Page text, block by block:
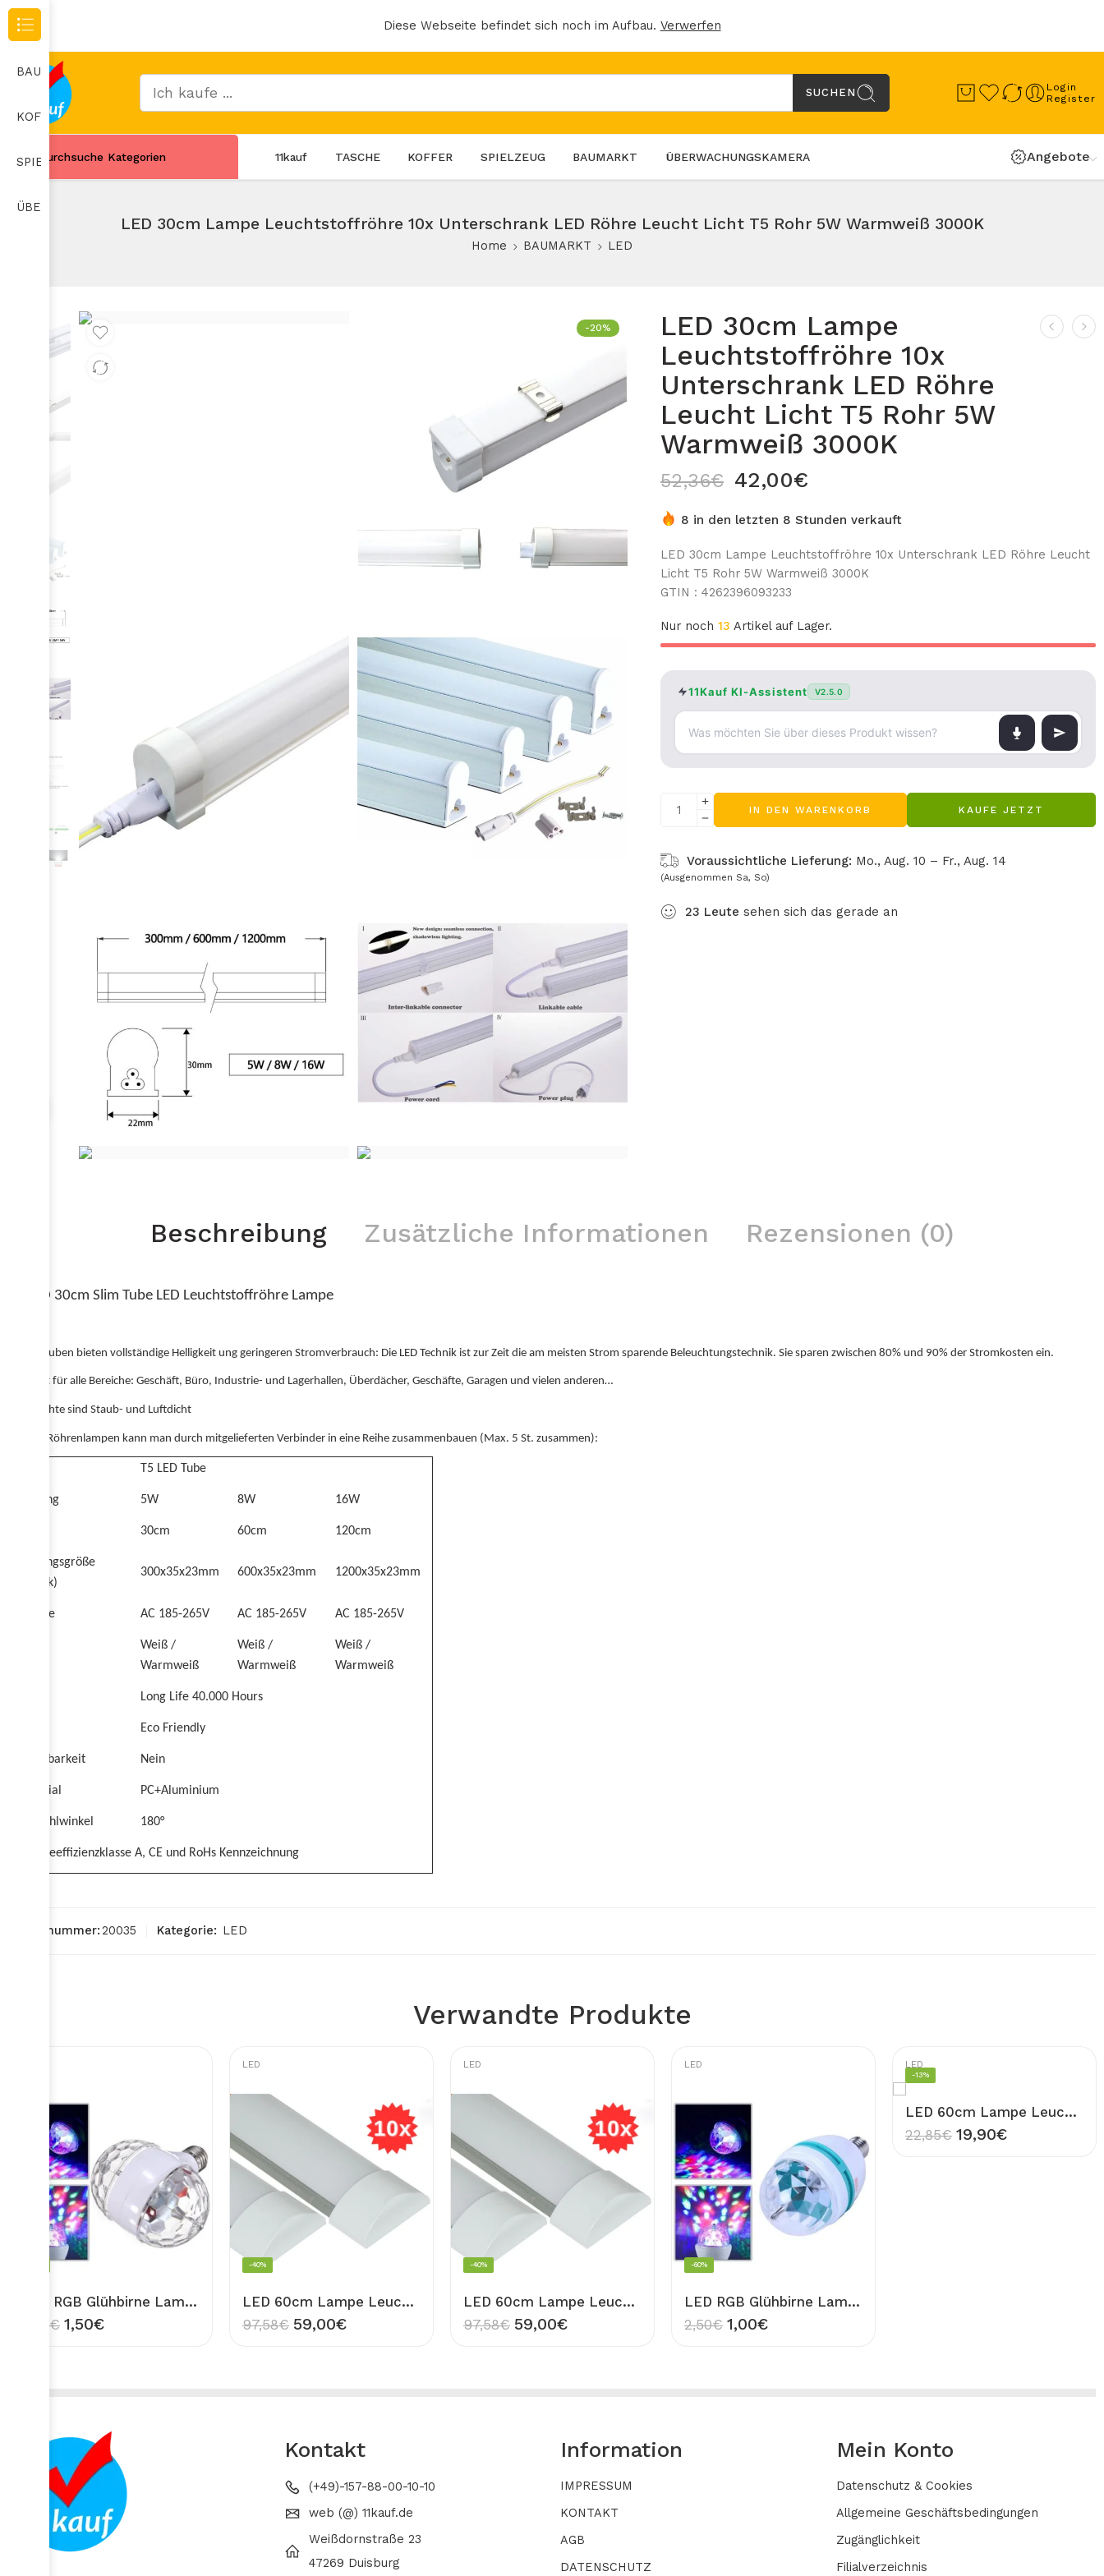
Diese Webseite befindet sich noch im Aufbau. Verwerfen
SUCHEN
Login
Register
Durchsuche Kategorien 11kauf TASCHE KOFFER SPIELZEUG BAUMARKT ÜBERWACHUNGSKAMERA Angebote
LED 30cm Lampe Leuchtstoffröhre 10x Unterschrank LED Röhre Leucht Licht T5 Rohr 5W Warmweiß 3000K
Home BAUMARKT LED
-20%
LED 30cm Lampe
Leuchtstoffröhre 10x
Unterschrank LED Röhre
Leucht Licht T5 Rohr 5W
Warmweiß 3000K
52,36€ 42,00€
8 in den letzten 8 Stunden verkauft
LED 30cm Lampe Leuchtstoffröhre 10x Unterschrank LED Röhre Leucht
Licht T5 Rohr 5W Warmweiß 3000K
GTIN : 4262396093233
Nur noch 13 Artikel auf Lager.
11Kauf KI-Assistent V2.5.0
IN DEN WARENKORB KAUFE JETZT
Voraussichtliche Lieferung: Mo., Aug. 10 – Fr., Aug. 14
(Ausgenommen Sa, So)
23 Leute sehen sich das gerade an
Beschreibung Zusätzliche Informationen Rezensionen (0)
T5 LED 30cm Slim Tube LED Leuchtstoffröhre Lampe
T5 LED Tuben bieten vollständige Helligkeit ung geringeren Stromverbrauch: Die LED Technik ist zur Zeit die am meisten Strom sparende Beleuchtungstechnik. Sie sparen zwischen 80% und 90% der Stromkosten ein.
geeignet für alle Bereiche: Geschäft, Büro, Industrie- und Lagerhallen, Überdächer, Geschäfte, Garagen und vielen anderen…
Die Leuchte sind Staub- und Luftdicht
Die LED Röhrenlampen kann man durch mitgelieferten Verbinder in eine Reihe zusammenbauen (Max. 5 St. zusammen):
T5 LED Tube
Leistung 5W 8W 16W
30cm 60cm 120cm
Packungsgröße
(1Stück)
300x35x23mm 600x35x23mm 1200x35x23mm
Voltage AC 185-265V AC 185-265V AC 185-265V
Weiß /
Warmweiß
Weiß /
Warmweiß
Weiß /
Warmweiß
Long Life 40.000 Hours
Eco Friendly
Dimmbarkeit Nein
Material PC+Aluminium
Abstrahlwinkel 180°
Energieeffizienzklasse A, CE und RoHs Kennzeichnung
Artikelnummer:20035 Kategorie: LED
Verwandte Produkte
LED RGB Glühbirne Lampe Diskolampe Discokugel Party Licht Effekte Farbig E27 3W Doppelt
€ 1,50€
LED
LED 60cm Lampe Leuchtstoffröhre 10x Röhre Leucht Licht T5 Bandleucht Rohr 20W Kaltweiß 6500K
-40%
97,58€ 59,00€
LED
LED 60cm Lampe Leuchtstoffröhre 10x Röhre Leucht Licht T5 Bandleucht Rohr 16W Warmweiß 3000K
-40%
97,58€ 59,00€
LED
LED RGB Glühbirne Lampe Diskolampe Discokugel Party Licht Effekte Farbig E27 3W
-60%
2,50€ 1,00€
LED
LED 60cm Lampe Leuchtstoffröhre 4x Unterschrank LED Röhre Leucht Licht T5 Rohr 8W Warmweiß 3000K
-13%
22,85€ 19,90€
Kontakt
(+49)-157-88-00-10-10
web (@) 11kauf.de
Weißdornstraße 23
47269 Duisburg
Information
IMPRESSUM
KONTAKT
AGB
DATENSCHUTZ
Mein Konto
Datenschutz & Cookies
Allgemeine Geschäftsbedingungen
Zugänglichkeit
Filialverzeichnis
BAUMARKT
KOFFER
SPIELZEUG
ÜBERWACHUNGSKAMERA